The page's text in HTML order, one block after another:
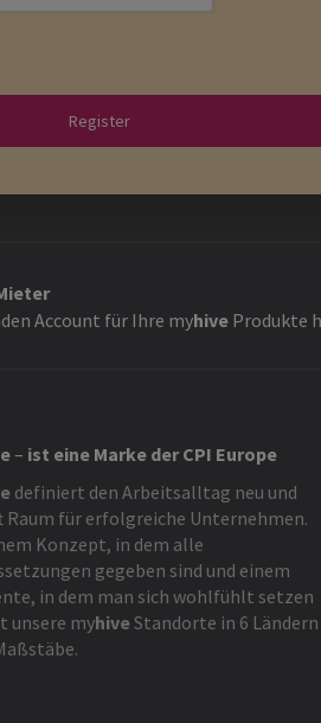
Register
Account für Ihre myhive Produkte
– ist eine Marke der CPI Europe
definiert den Arbeitsalltag neu und
Raum für erfolgreiche Unternehmen.
Konzept, in dem alle
gegeben sind und einem
in dem man sich wohlfühlt setzen
unsere myhiveStandorte in 6 Ländern